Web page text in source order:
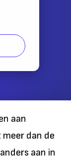
aan
dan de
aan in